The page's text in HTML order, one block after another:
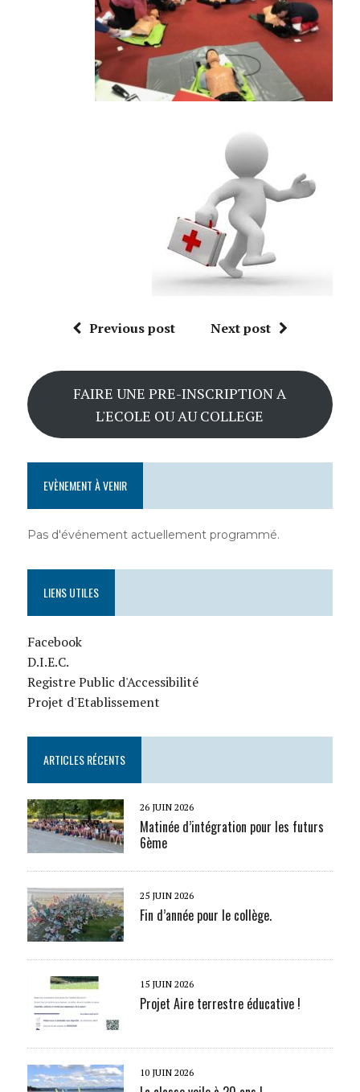
Previous post Next post
FAIRE UNE PRE-INSCRIPTION A
L'ECOLE OU AU COLLEGE
EVÈNEMENT À VENIR
Pas d'événement actuellement programmé.
LIENS UTILES
Facebook
D.I.E.C.
Registre Public d'Accessibilité
Projet d'Etablissement
ARTICLES RÉCENTS
26 JUIN 2026
Matinée d’intégration pour les futurs
6ème
25 JUIN 2026
Fin d’année pour le collège.
15 JUIN 2026
Projet Aire terrestre éducative !
10 JUIN 2026